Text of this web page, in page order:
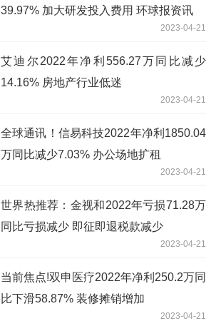
39.97% 加大研发投入费用 环球报资讯
2023-04-21
艾迪尔2022年净利556.27万同比减少
14.16% 房地产行业低迷
2023-04-21
全球通讯！信易科技2022年净利1850.04
万同比减少7.03% 办公场地扩租
2023-04-21
世界热推荐：金视和2022年亏损71.28万
同比亏损减少 即征即退税款减少
2023-04-21
当前焦点!双申医疗2022年净利250.2万同
比下滑58.87% 装修摊销增加
2023-04-21